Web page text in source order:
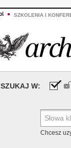
SZKOLENIA I
SZUKAJ W:
Chcesz